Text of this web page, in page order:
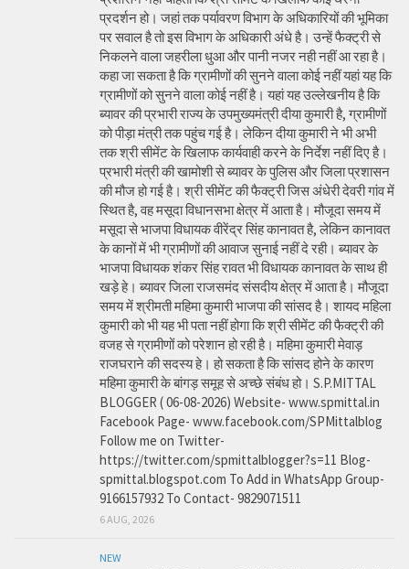
प्रदर्शन हो। जहां तक पर्यावरण विभाग के अधिकारियों की भूमिका
पर सवाल है तो इस विभाग के अधिकारी अंधे है। उन्हें फैक्ट्री से
निकलने वाला जहरीला धुआ और पानी नजर नही नहीं आ रहा है।
कहा जा सकता है कि ग्रामीणों की सुनने वाला कोई नहीं यहां यह कि
ग्रामीणों को सुनने वाला कोई नहीं है। यहां यह उल्लेखनीय है कि
ब्यावर की प्रभारी राज्य के उपमुख्यमंत्री दीया कुमारी है, ग्रामीणों
को पीड़ा मंत्री तक पहुंच गई है। लेकिन दीया कुमारी ने भी अभी
तक श्री सीमेंट के खिलाफ कार्यवाही करने के निर्देश नहीं दिए है।
प्रभारी मंत्री की खामोशी से ब्यावर के पुलिस और जिला प्रशासन
की मौज हो गई है। श्री सीमेंट की फैक्ट्री जिस अंधेरी देवरी गांव में
स्थित है, वह मसूदा विधानसभा क्षेत्र में आता है। मौजूदा समय में
मसूदा से भाजपा विधायक वीरेंद्र सिंह कानावत है, लेकिन कानावत
के कानों में भी ग्रामीणों की आवाज सुनाई नहीं दे रही। ब्यावर के
भाजपा विधायक शंकर सिंह रावत भी विधायक कानावत के साथ ही
खड़े हे। ब्यावर जिला राजसमंद संसदीय क्षेत्र में आता है। मौजूदा
समय में श्रीमती महिमा कुमारी भाजपा की सांसद है। शायद महिला
कुमारी को भी यह भी पता नहीं होगा कि श्री सीमेंट की फैक्ट्री की
वजह से ग्रामीणों को परेशान हो रही है। महिमा कुमारी मेवाड़
राजघराने की सदस्य हे। हो सकता है कि सांसद होने के कारण
महिमा कुमारी के बांगड़ समूह से अच्छे संबंध हो। S.P.MITTAL
BLOGGER ( 06-08-2026) Website- www.spmittal.in
Facebook Page- www.facebook.com/SPMittalblog
Follow me on Twitter-
https://twitter.com/spmittalblogger?s=11 Blog-
spmittal.blogspot.com To Add in WhatsApp Group-
9166157932 To Contact- 9829071511
6 AUG, 2026
NEW